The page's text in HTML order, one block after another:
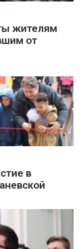
жителям
от
в